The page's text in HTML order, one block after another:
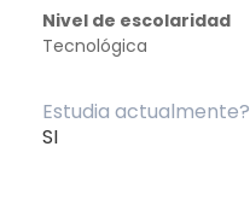
Nivel de escolaridad
Tecnológica
Estudia actualmente?
SI